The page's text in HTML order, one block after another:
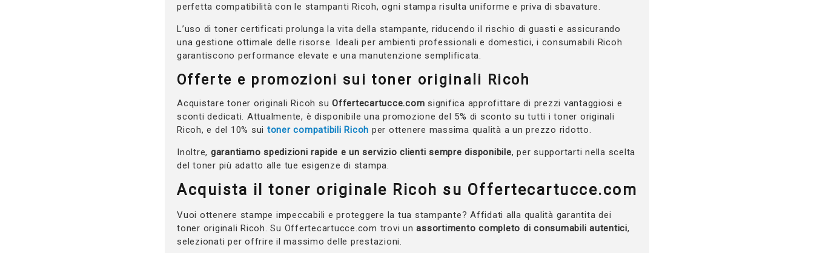
perfetta compatibilità con le stampanti Ricoh, ogni stampa risulta uniforme e priva di sbavature.
L’uso di toner certificati prolunga la vita della stampante, riducendo il rischio di guasti e assicurando
una gestione ottimale delle risorse. Ideali per ambienti professionali e domestici, i consumabili Ricoh
garantiscono performance elevate e una manutenzione semplificata.
Offerte e promozioni sui toner originali Ricoh
Acquistare toner originali Ricoh su Offertecartucce.com significa approfittare di prezzi vantaggiosi e
sconti dedicati. Attualmente, è disponibile una promozione del 5% di sconto su tutti i toner originali
Ricoh, e del 10% sui toner compatibili Ricoh per ottenere massima qualità a un prezzo ridotto.
Inoltre, garantiamo spedizioni rapide e un servizio clienti sempre disponibile, per supportarti nella scelta
del toner più adatto alle tue esigenze di stampa.
Acquista il toner originale Ricoh su Offertecartucce.com
Vuoi ottenere stampe impeccabili e proteggere la tua stampante? Affidati alla qualità garantita dei
toner originali Ricoh. Su Offertecartucce.com trovi unassortimento completo di consumabili autentici,
selezionati per offrire il massimo delle prestazioni.